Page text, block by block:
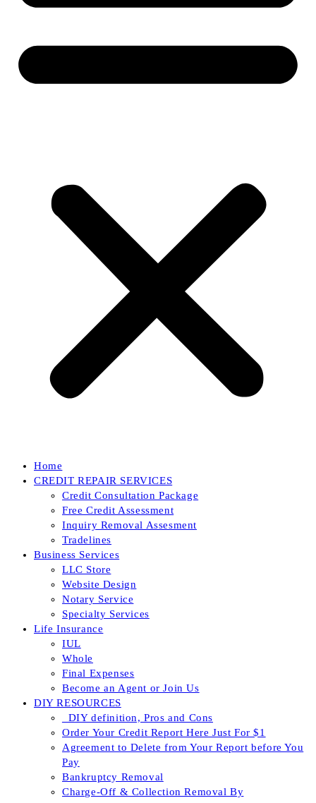
Home
CREDIT REPAIR SERVICES
Credit Consultation Package
Free Credit Assessment
Inquiry Removal Assesment
Tradelines
Business Services
LLC Store
Website Design
Notary Service
Specialty Services
Life Insurance
IUL
Whole
Final Expenses
Become an Agent or Join Us
DIY RESOURCES
_DIY definition, Pros and Cons
Order Your Credit Report Here Just For $1
Agreement to Delete from Your Report before You
Pay
Bankruptcy Removal
Charge-Off & Collection Removal By